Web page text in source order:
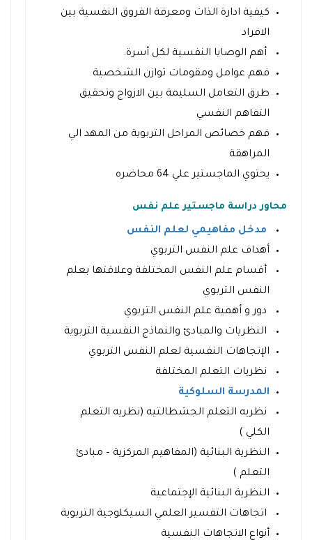
كيفية ادارة الذات ومعرفة الفروق النفسية بين
الافراد
أهم الوصايا النفسية لكل أسرة.
فهم عوامل ومقومات توازن الشخصية
طرق التعامل السليمة بين الازواج وتحقيق
التفاهم النفسي
فهم خصائص المراحل التربوية من المهد الي
المراهقة
يحتوي الماجستير علي 64 محاضره
محاور دراسة ماجستير علم نفس
مدخل مفاهيمي لعلم النفس
أهداف علم النفس التربوي
أقسام علم النفس المختلفة وعلاقتها بعلم
النفس التربوي
دور و أهمية علم النفس التربوي
النظريات والمبادئ والنماذج النفسية التربوية
الإتجاهات النفسية لعلم النفس التربوي
نظريات التعلم المختلفة
المدرسة السلوكية
نظريه التعلم الجشطالتيه (نظريه التعلم
الكلي )
النظرية البنائية (المفاهيم المركزية – مبادئ
التعلم )
النظرية البنائية الإجتماعية
اتجاهات التفسير العلمي السيكلوجية التربوية
أنواع الاتجاهات النفسية